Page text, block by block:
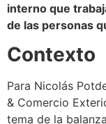
interno que
de las personas
Contexto
Para Nicolás
& Comercio
tema de la